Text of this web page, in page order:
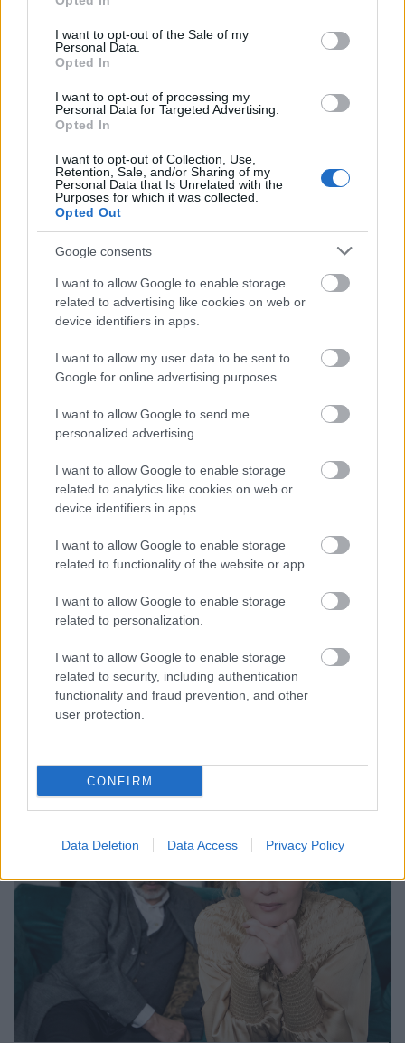
use your data for below specified purposes in below Google
consent section.
I want to opt-out of the Sale of my
Personal Data.
Opted In
I want to opt-out of processing my
Personal Data for Targeted Advertising.
Opted In
I want to opt-out of Collection, Use,
Retention, Sale, and/or Sharing of my
Personal Data that Is Unrelated with the
Purposes for which it was collected.
Opted Out
Google consents
I want to allow Google to enable storage
related to advertising like cookies on web or
device identifiers in apps.
I want to allow my user data to be sent to
Google for online advertising purposes.
I want to allow Google to send me
personalized advertising.
I want to allow Google to enable storage
related to analytics like cookies on web or
device identifiers in apps.
I want to allow Google to enable storage
related to functionality of the website or app.
I want to allow Google to enable storage
related to personalization.
I want to allow Google to enable storage
related to security, including authentication
functionality and fraud prevention, and other
user protection.
CONFIRM
Data Deletion Data Access Privacy Policy
„Csonka évadot zárni nem felemelő
érzés"
mtothorsi•2020. július 15.
Megtartotta évadzáró társulati ülését a Tomcsa
Sándor Színház. A világjárvány próbára tette az
"Csak engedjenek át a határon,
jövünk!"
mtothorsi 2020. július 13.
Augusztus 21. és 29. között, a tervezett és már
meghirdetett versenyprogrammal, magas művészi